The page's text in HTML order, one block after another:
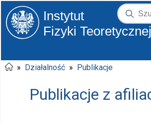
Instytut
Fizyki Teoretycznej
» Działalność » Publikacje
Publikacje z